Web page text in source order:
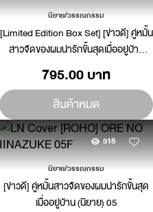
นิยาย/วรรณกรรม
[Limited Edition Box Set] [ข่าวดี] คู่หมั้น
สาวจืดของผมน่ารักขั้นสุดเมื่ออยู่บ้าน
795.00 บาท
สินค้าหมด
318
นิยาย/วรรณกรรม
[ข่าวดี] คู่หมั้นสาวจืดของผมน่ารักขั้นสุด
เมื่ออยู่บ้าน (นิยาย) 05